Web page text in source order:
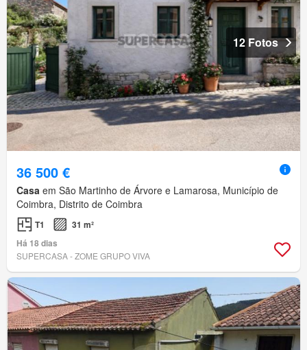
12 Fotos
36 500 €
Casa em São Martinho de Árvore e Lamarosa, Município de
Coimbra, Distrito de Coimbra
T1
31 m²
Há 18 dias
SUPERCASA - ZOME GRUPO VIVA